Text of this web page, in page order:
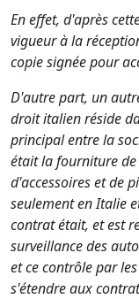
En effet, d'après
vigueur à la
copie signée pour
D'autre part, un
droit italien réside
principal entre la
était la fourniture
d'accessoires et de
seulement en Italie
contrat était, et est
surveillance des
et ce contrôle par
s'étendre aux